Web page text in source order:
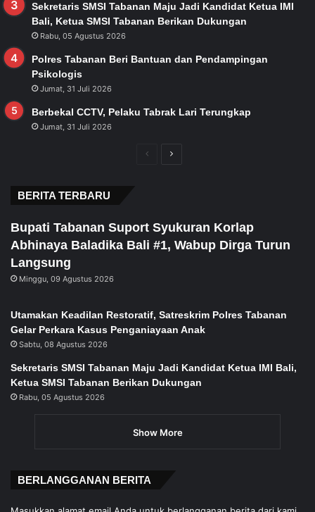
Sekretaris SMSI Tabanan Maju Jadi Kandidat Ketua IMI
Bali, Ketua SMSI Tabanan Berikan Dukungan
Rabu, 05 Agustus 2026
Polres Tabanan Beri Bantuan dan Pendampingan
Psikologis
Jumat, 31 Juli 2026
Berbekal CCTV, Pelaku Tabrak Lari Terungkap
Jumat, 31 Juli 2026
PreviousNext
BERITA TERBARU
Bupati Tabanan Suport Syukuran Korlap
Abhinaya Baladika Bali #1, Wabup Dirga Turun
Langsung
Minggu, 09 Agustus 2026
Utamakan Keadilan Restoratif, Satreskrim Polres Tabanan
Gelar Perkara Kasus Penganiayaan Anak
Sabtu, 08 Agustus 2026
Sekretaris SMSI Tabanan Maju Jadi Kandidat Ketua IMI Bali,
Ketua SMSI Tabanan Berikan Dukungan
Rabu, 05 Agustus 2026
Show More
BERLANGGANAN BERITA